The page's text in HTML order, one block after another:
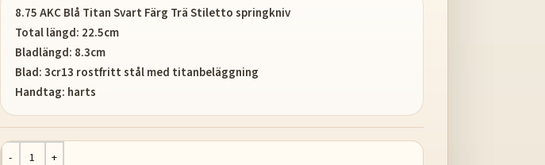
8.75 AKC Blå Titan Svart Färg Trä Stiletto springkniv
Total längd: 22.5cm
Bladlängd: 8.3cm
Blad: 3cr13 rostfritt stål med titanbeläggning
Handtag: harts